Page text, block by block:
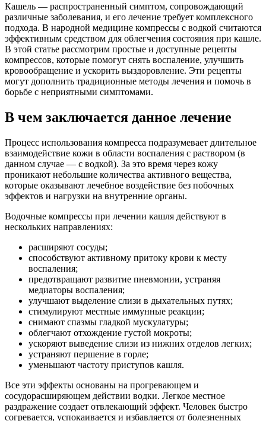
Кашель — распространенный симптом, сопровождающий
различные заболевания, и его лечение требует комплексного
подхода. В народной медицине компрессы с водкой считаются
эффективным средством для облегчения состояния при кашле.
В этой статье рассмотрим простые и доступные рецепты
компрессов, которые помогут снять воспаление, улучшить
кровообращение и ускорить выздоровление. Эти рецепты
могут дополнить традиционные методы лечения и помочь в
борьбе с неприятными симптомами.
В чем заключается данное лечение
Процесс использования компресса подразумевает длительное
взаимодействие кожи в области воспаления с раствором (в
данном случае — с водкой). За это время через кожу
проникают небольшие количества активного вещества,
которые оказывают лечебное воздействие без побочных
эффектов и нагрузки на внутренние органы.
Водочные компрессы при лечении кашля действуют в
нескольких направлениях:
расширяют сосуды;
способствуют активному притоку крови к месту
воспаления;
предотвращают развитие пневмонии, устраняя
медиаторы воспаления;
улучшают выделение слизи в дыхательных путях;
стимулируют местные иммунные реакции;
снимают спазмы гладкой мускулатуры;
облегчают отхождение густой мокроты;
ускоряют выведение слизи из нижних отделов легких;
устраняют першение в горле;
уменьшают частоту приступов кашля.
Все эти эффекты основаны на прогревающем и
сосудорасширяющем действии водки. Легкое местное
раздражение создает отвлекающий эффект. Человек быстро
согревается, успокаивается и избавляется от болезненных